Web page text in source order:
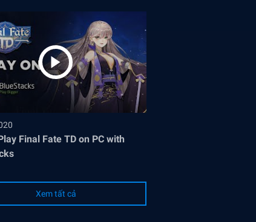
Final Fate TD on PC with
Xem tất cả